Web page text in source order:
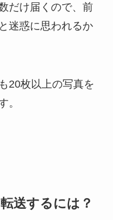
だけ届くので、前
迷惑に思われるか
20枚以上の写真を
。
送するには？